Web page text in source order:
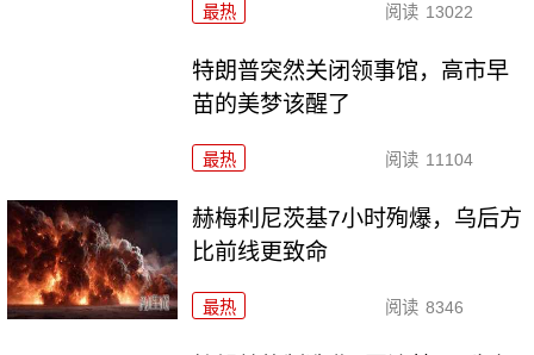
最热 阅读 13022
特朗普突然关闭领事馆，高市早
苗的美梦该醒了
最热 阅读 11104
赫梅利尼茨基7小时殉爆，乌后方
比前线更致命
最热 阅读 8346